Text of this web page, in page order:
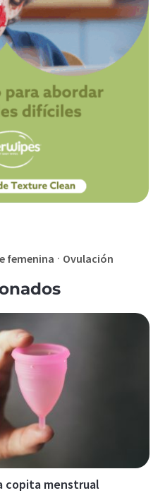
femenina · Ovulación
copita menstrual